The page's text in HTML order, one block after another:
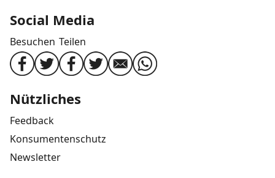
Social Media
Besuchen Teilen
Nützliches
Feedback
Konsumentenschutz
Newsletter